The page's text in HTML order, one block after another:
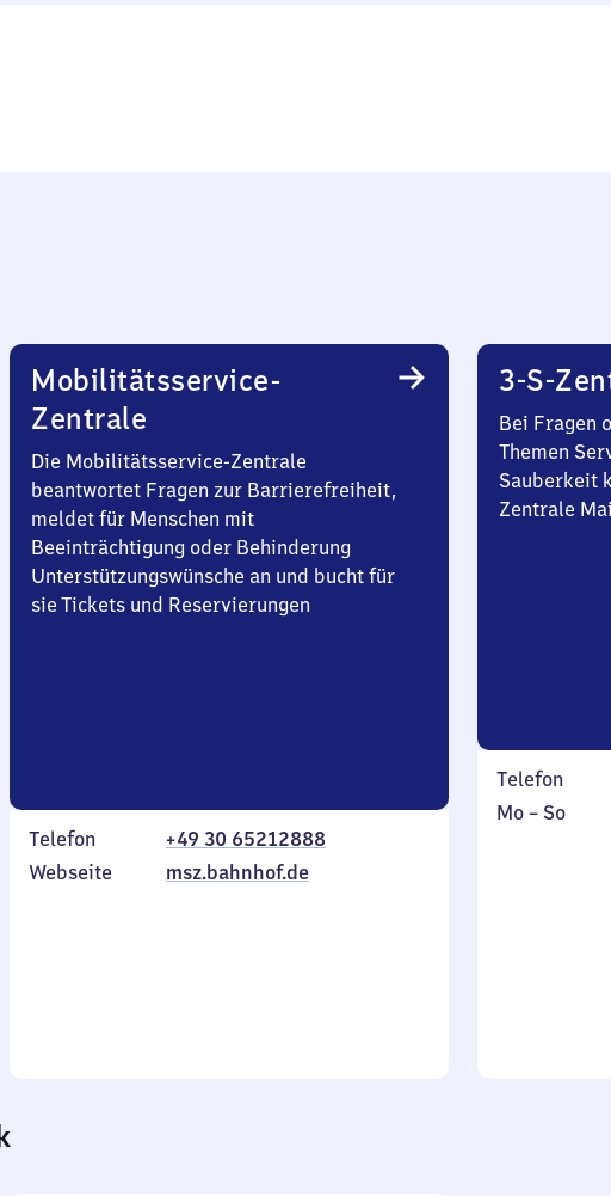
Mobilitätsservice-
Zentrale
Die Mobilitätsservice-Zentrale
beantwortet Fragen zur Barrierefreiheit,
meldet für Menschen mit
Beeinträchtigung oder Behinderung
Unterstützungswünsche an und bucht für
sie Tickets und Reservierungen
Telefon
+49 30 65212888
Webseite
msz.bahnhof.de
3-S-
Bei Fragen
Themen
Sauberkeit
Zentrale
Telefon
Montag
Mo – So,